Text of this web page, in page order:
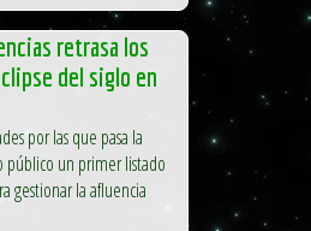
retrasa los
del siglo en
por las que pasa la
público un primer listado
gestionar la afluencia